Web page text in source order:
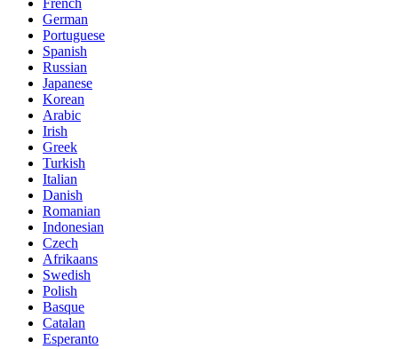
French
German
Portuguese
Spanish
Russian
Japanese
Korean
Arabic
Irish
Greek
Turkish
Italian
Danish
Romanian
Indonesian
Czech
Afrikaans
Swedish
Polish
Basque
Catalan
Esperanto